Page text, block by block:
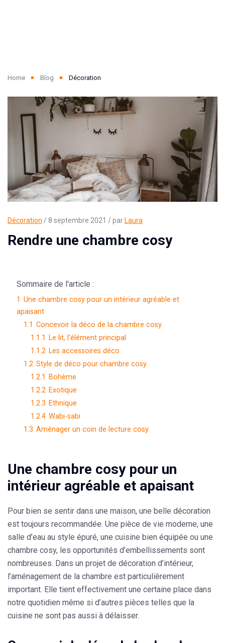
Home Blog Décoration
Décoration / 8 septembre 2021 / par Laura
Rendre une chambre cosy
Sommaire de l'article :
1 Une chambre cosy pour un intérieur agréable et
apaisant
1.1 Concevoir la déco de la chambre cosy
1.1.1
Le lit, l’élément principal
1.1.2 Les accessoires déco
1.2 Style de déco pour chambre cosy
1.2.1
Bohème
1.2.2 Exotique
1.2.3 Ethnique
1.2.4 Wabi-sabi
1.3 Aménager un coin de lecture cosy
Une chambre cosy pour un
intérieur agréable et apaisant
Pour bien se sentir dans une maison, une belle décoration
est toujours recommandée. Une pièce de vie moderne, une
salle d’eau au style épuré, une cuisine bien équipée ou une
chambre cosy, les opportunités d’embellissements sont
nombreuses. Dans un projet de décoration d’intérieur,
l’aménagement de la chambre est particulièrement
important. Elle tient effectivement une certaine place dans
notre quotidien même si d’autres pièces telles que la
cuisine ne sont pas aussi à délaisser.